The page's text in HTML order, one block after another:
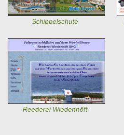
Schippelschute
Reederei Wiedenhöft